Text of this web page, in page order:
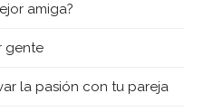
amiga?
gente
la pasión con tu pareja